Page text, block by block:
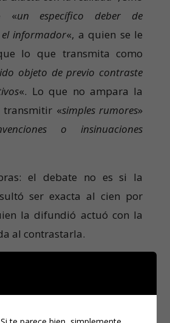
«un específico deber de
informador«, a quien se le
lo que transmita como
objeto de previo contraste
«. Lo que no ampara la
transmitir «simples rumores»
o insinuaciones
el debate no es si la
ser exacta al cien por
la difundió actuó con la
al contrastarla.
la información sea veraz: